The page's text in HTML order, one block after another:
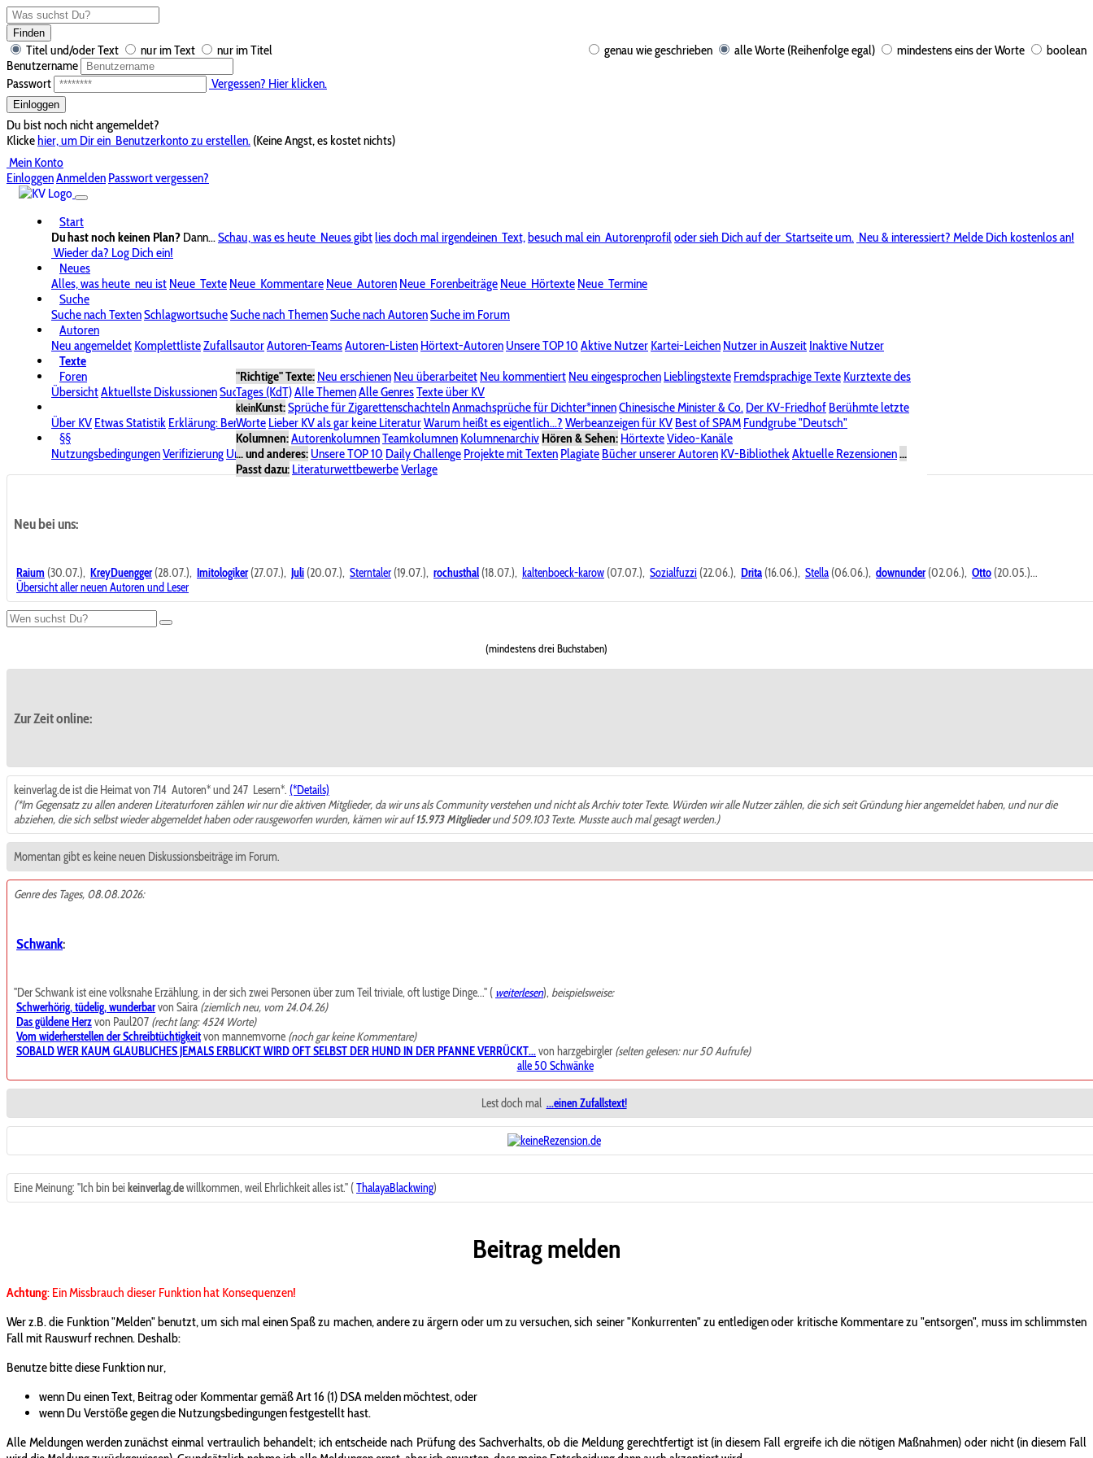
Finden
genau wie geschrieben alle Worte (Reihenfolge egal) mindestens eins der Worte boolean
Titel und/oder Text nur im Text
nur im Titel
Benutzername
Passwort
Vergessen? Hier klicken.
Einloggen
Du bist noch nicht angemeldet?
Klickehier, um Dir ein Benutzerkonto zu erstellen. (Keine Angst, es kostet nichts)
Mein Konto
EinloggenAnmelden Passwort vergessen?
Start
Du hast noch keinen Plan? Dann...Schau, was es heute Neues gibtlies doch mal irgendeinen Text,besuch mal ein Autorenprofiloder sieh Dich auf der Startseite um. Neu & interessiert? Melde Dich kostenlos an!
Wieder da? Log Dich ein!
Neues
Alles, was heute neu ist Neue Texte Neue Kommentare Neue Autoren Neue Forenbeiträge Neue Hörtexte Neue Termine
Suche
Suche nach TextenSchlagwortsucheSuche nach ThemenSuche nach AutorenSuche im Forum
Autoren
Neu angemeldet KomplettlisteZufallsautorAutoren-TeamsAutoren-Listen Hörtext-Autoren Unsere TOP 10 Aktive Nutzer Kartei-Leichen Nutzer in Auszeit Inaktive Nutzer
Texte
"Richtige" Texte: Neu erschienen Neu überarbeitet Neu kommentiert Neu eingesprochen Lieblingstexte Fremdsprachige Texte Kurztexte des
Tages (KdT)Alle ThemenAlle GenresTexte über KV
kleinKunst:Sprüche für ZigarettenschachtelnAnmachsprüche für Dichter*innenChinesische Minister & Co. Der KV-Friedhof Berühmte letzte
Worte Lieber KV als gar keine LiteraturWarum heißt es eigentlich...? Werbeanzeigen für KV Best of SPAM Fundgrube "Deutsch"
Kolumnen:AutorenkolumnenTeamkolumnen Kolumnenarchiv Hören & Sehen: HörtexteVideo-Kanäle
... und anderes: Unsere TOP 10 Daily Challenge Projekte mit Texten Plagiate Bücher unserer Autoren KV-BibliothekAktuelle Rezensionen...
Passt dazu: LiteraturwettbewerbeVerlage
Foren
ÜbersichtAktuellste DiskussionenSuche im ForumBereich "KV-Board"Bereich "Literatur & Schreiberei"
Über KV Etwas Statistik Erklärung: BenutzersymboleSpende für KV Unsere SpenderlisteAlle Wege führen zu KVPasswort vergessen?
§§
NutzungsbedingungenVerifizierung UrheberrechtAvatare & BilderStalkingDatenschutzerklärungImpressum
Neu bei uns:
Raium (30.07.), KreyDuengger(28.07.), Imitologiker(27.07.), Juli (20.07.), Sterntaler (19.07.), rochusthal (18.07.), kaltenboeck-karow (07.07.), Sozialfuzzi (22.06.), Drita (16.06.), Stella (06.06.), downunder(02.06.), Otto (20.05.)...
Übersicht aller neuen Autoren und Leser
(mindestens drei Buchstaben)
Zur Zeit online:
keinverlag.de ist die Heimat von 714 Autoren* und 247 Lesern*. (*Details)
(*Im Gegensatz zu allen anderen Literaturforen zählen wir nur die aktiven Mitglieder, da wir uns als Community verstehen und nicht als Archiv toter Texte. Würden wir alle Nutzer zählen, die sich seit Gründung hier angemeldet haben, und nur die
abziehen, die sich selbst wieder abgemeldet haben oder rausgeworfen wurden, kämen wir auf15.973 Mitgliederund 509.103 Texte. Musste auch mal gesagt werden.)
Momentan gibt es keine neuen Diskussionsbeiträge im Forum.
Genre des Tages, 08.08.2026:
Schwank:
"Der Schwank ist eine volksnahe Erzählung, in der sich zwei Personen über zum Teil triviale, oft lustige Dinge..." ( weiterlesen),beispielsweise:
Schwerhörig, tüdelig, wunderbarvon Saira (ziemlich neu, vom 24.04.26)
Das güldene Herzvon Paul207 (recht lang: 4524 Worte)
Vom widerherstellen der Schreibtüchtigkeitvon mannemvorne (noch gar keine Kommentare)
SOBALD WER KAUM GLAUBLICHES JEMALS ERBLICKT WIRD OFT SELBST DER HUND IN DER PFANNE VERRÜCKT...von harzgebirgler (selten gelesen: nur 50 Aufrufe)
alle 50 Schwänke
Lest doch mal ...einen Zufallstext!
Eine Meinung: "Ich bin bei keinverlag.dewillkommen, weil Ehrlichkeit alles ist." (ThalayaBlackwing)
Beitrag melden
Achtung: Ein Missbrauch dieser Funktion hat Konsequenzen!
Wer z.B. die Funktion "Melden" benutzt, um sich mal einen Spaß zu machen, andere zu ärgern oder um zu versuchen, sich seiner "Konkurrenten" zu entledigen oder kritische Kommentare zu "entsorgen", muss im schlimmsten
Fall mit Rauswurf rechnen. Deshalb:
Benutze bitte diese Funktion nur,
wenn Du einen Text, Beitrag oder Kommentar gemäß Art 16 (1) DSA melden möchtest, oder
wenn Du Verstöße gegen die Nutzungsbedingungen festgestellt hast.
Alle Meldungen werden zunächst einmal vertraulich behandelt; ich entscheide nach Prüfung des Sachverhalts, ob die Meldung gerechtfertigt ist (in diesem Fall ergreife ich die nötigen Maßnahmen) oder nicht (in diesem Fall